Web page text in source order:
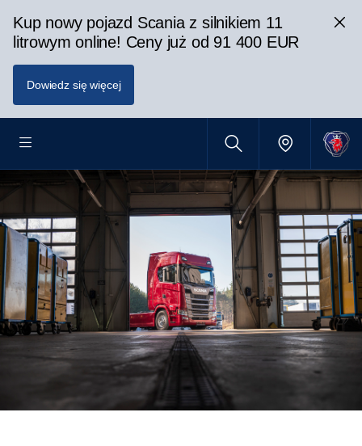
Kup nowy pojazd Scania z silnikiem 11
litrowym online! Ceny już od 91 400 EUR
Dowiedz się więcej